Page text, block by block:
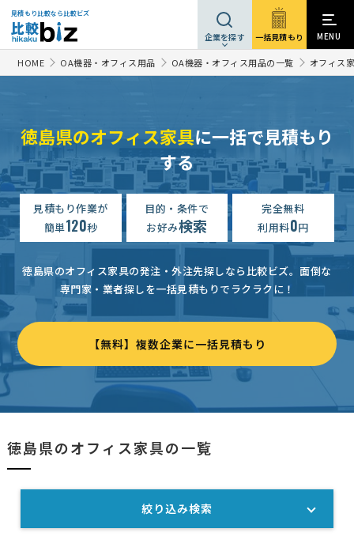
見積もり比較なら比較ビズ
企業を探す 一括見積もり MENU
HOME OA機器・オフィス用品 OA機器・オフィス用品の一覧 オフィス
徳島県のオフィス家具に一括で見積もり
する
見積もり作業が
簡単120秒
目的・条件で
お好み検索
完全無料
利用料0円
徳島県のオフィス家具の発注・外注先探しなら比較ビズ。 面倒な
専門家・業者探しを一括見積もりでラクラクに！
【無料】複数企業に一括見積もり
徳島県のオフィス家具の一覧
絞り込み検索